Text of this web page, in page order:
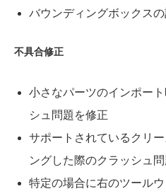
バウンディングボックス
不具合修正
小さなパーツのインポー
シュ問題を修正
サポートされているクリ
ングした際のクラッシュ
特定の場合に右のツール